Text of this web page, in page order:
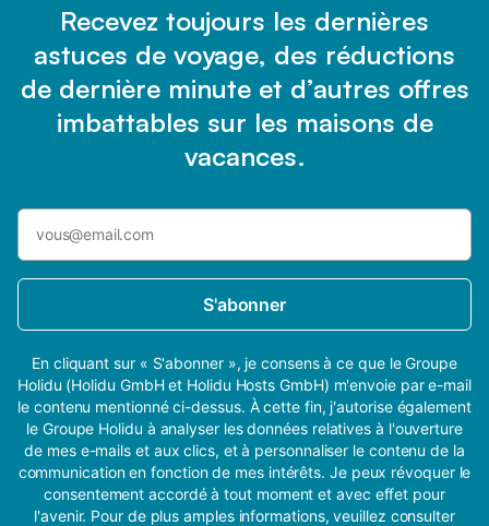
Recevez toujours les dernières
astuces de voyage, des réductions
de dernière minute et d’autres offres
imbattables sur les maisons de
vacances.
S'abonner
En cliquant sur « S'abonner », je consens à ce que le Groupe
Holidu (Holidu GmbH et Holidu Hosts GmbH) m'envoie par e-mail
le contenu mentionné ci-dessus. À cette fin, j'autorise également
le Groupe Holidu à analyser les données relatives à l'ouverture
de mes e-mails et aux clics, et à personnaliser le contenu de la
communication en fonction de mes intérêts. Je peux révoquer le
consentement accordé à tout moment et avec effet pour
l'avenir. Pour de plus amples informations, veuillez consulter